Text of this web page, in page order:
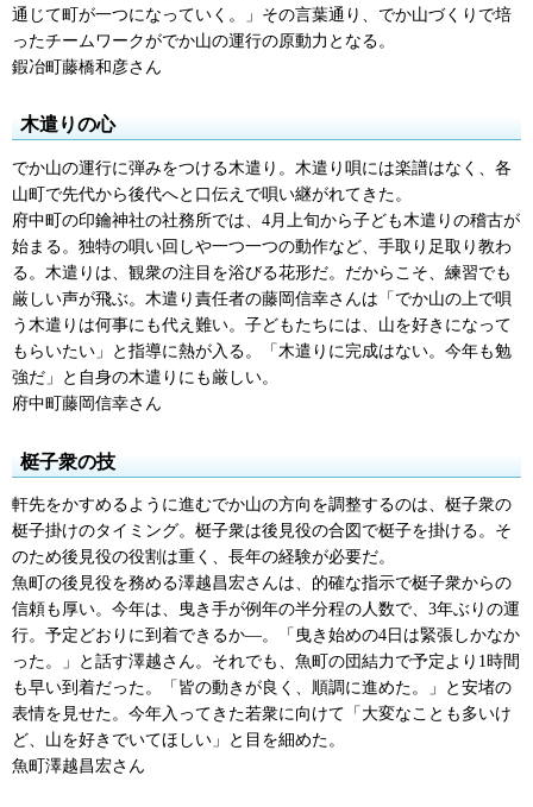
通じて町が一つになっていく。」その言葉通り、でか山づくりで培
ったチームワークがでか山の運行の原動力となる。
鍜冶町藤橋和彦さん
木遣りの心
でか山の運行に弾みをつける木遣り。木遣り唄には楽譜はなく、各
山町で先代から後代へと口伝えで唄い継がれてきた。
府中町の印鑰神社の社務所では、4月上旬から子ども木遣りの稽古が
始まる。独特の唄い回しや一つ一つの動作など、手取り足取り教わ
る。木遣りは、観衆の注目を浴びる花形だ。だからこそ、練習でも
厳しい声が飛ぶ。木遣り責任者の藤岡信幸さんは「でか山の上で唄
う木遣りは何事にも代え難い。子どもたちには、山を好きになって
もらいたい」と指導に熱が入る。「木遣りに完成はない。今年も勉
強だ」と自身の木遣りにも厳しい。
府中町藤岡信幸さん
梃子衆の技
軒先をかすめるように進むでか山の方向を調整するのは、梃子衆の
梃子掛けのタイミング。梃子衆は後見役の合図で梃子を掛ける。そ
のため後見役の役割は重く、長年の経験が必要だ。
魚町の後見役を務める澤越昌宏さんは、的確な指示で梃子衆からの
信頼も厚い。今年は、曳き手が例年の半分程の人数で、3年ぶりの運
行。予定どおりに到着できるか―。「曳き始めの4日は緊張しかなか
った。」と話す澤越さん。それでも、魚町の団結力で予定より1時間
も早い到着だった。「皆の動きが良く、順調に進めた。」と安堵の
表情を見せた。今年入ってきた若衆に向けて「大変なことも多いけ
ど、山を好きでいてほしい」と目を細めた。
魚町澤越昌宏さん